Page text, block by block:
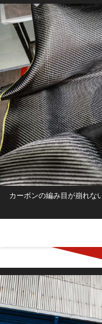
カーボンの編み目が崩れな